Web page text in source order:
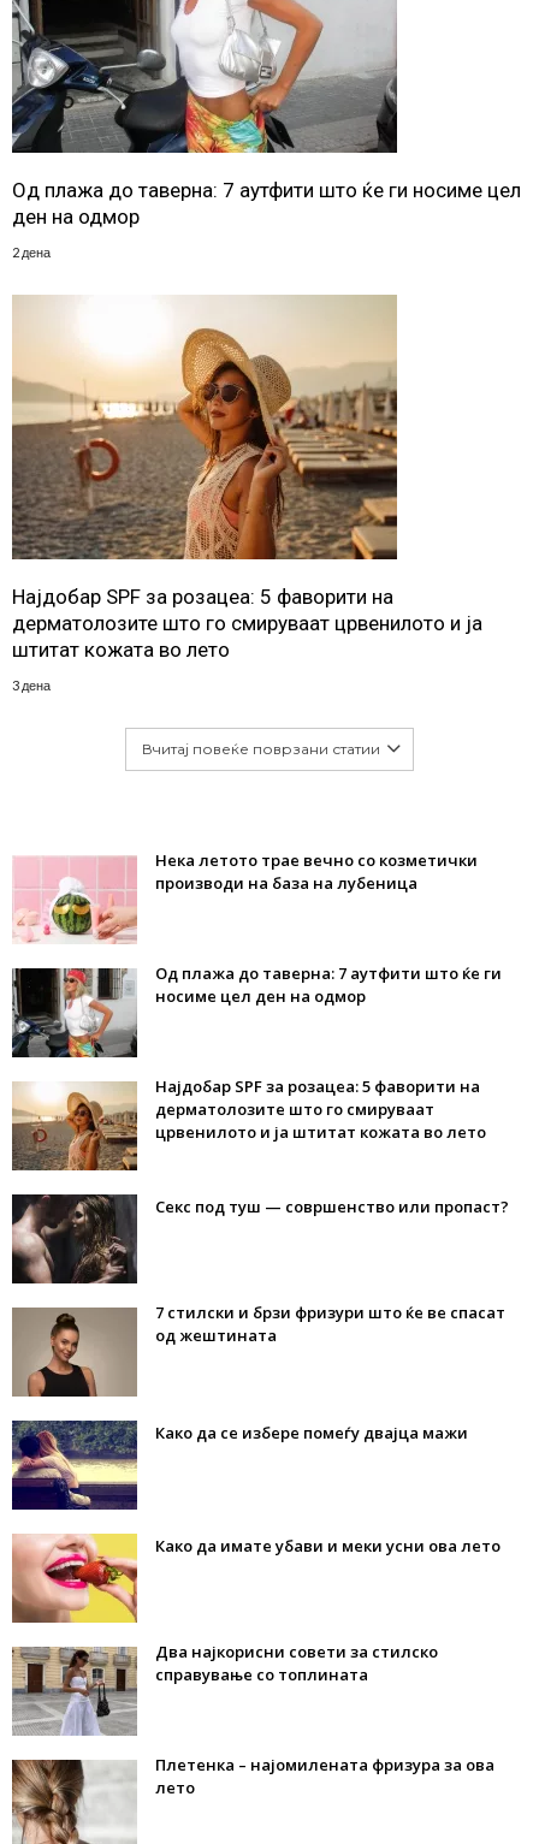
Од плажа до таверна: 7 аутфити што ќе ги носиме цел
ден на одмор
2 дена
Најдобар SPF за розацеа: 5 фаворити на
дерматолозите што го смируваат црвенилото и ја
штитат кожата во лето
3 дена
Вчитај повеќе поврзани статии
Нека летото трае вечно со козметички
производи на база на лубеница
Од плажа до таверна: 7 аутфити што ќе ги
носиме цел ден на одмор
Најдобар SPF за розацеа: 5 фаворити на
дерматолозите што го смируваат
црвенилото и ја штитат кожата во лето
Секс под туш — совршенство или пропаст?
7 стилски и брзи фризури што ќе ве спасат
од жештината
Како да се избере помеѓу двајца мажи
Како да имате убави и меки усни ова лето
Два најкорисни совети за стилско
справување со топлината
Плетенка – најомилената фризура за ова
лето